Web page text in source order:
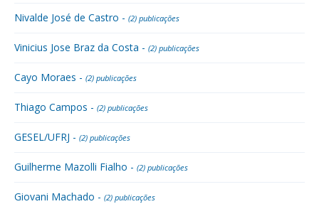
Nivalde José de Castro - (2) publicações
Vinicius Jose Braz da Costa - (2) publicações
Cayo Moraes - (2) publicações
Thiago Campos - (2) publicações
GESEL/UFRJ - (2) publicações
Guilherme Mazolli Fialho - (2) publicações
Giovani Machado - (2) publicações